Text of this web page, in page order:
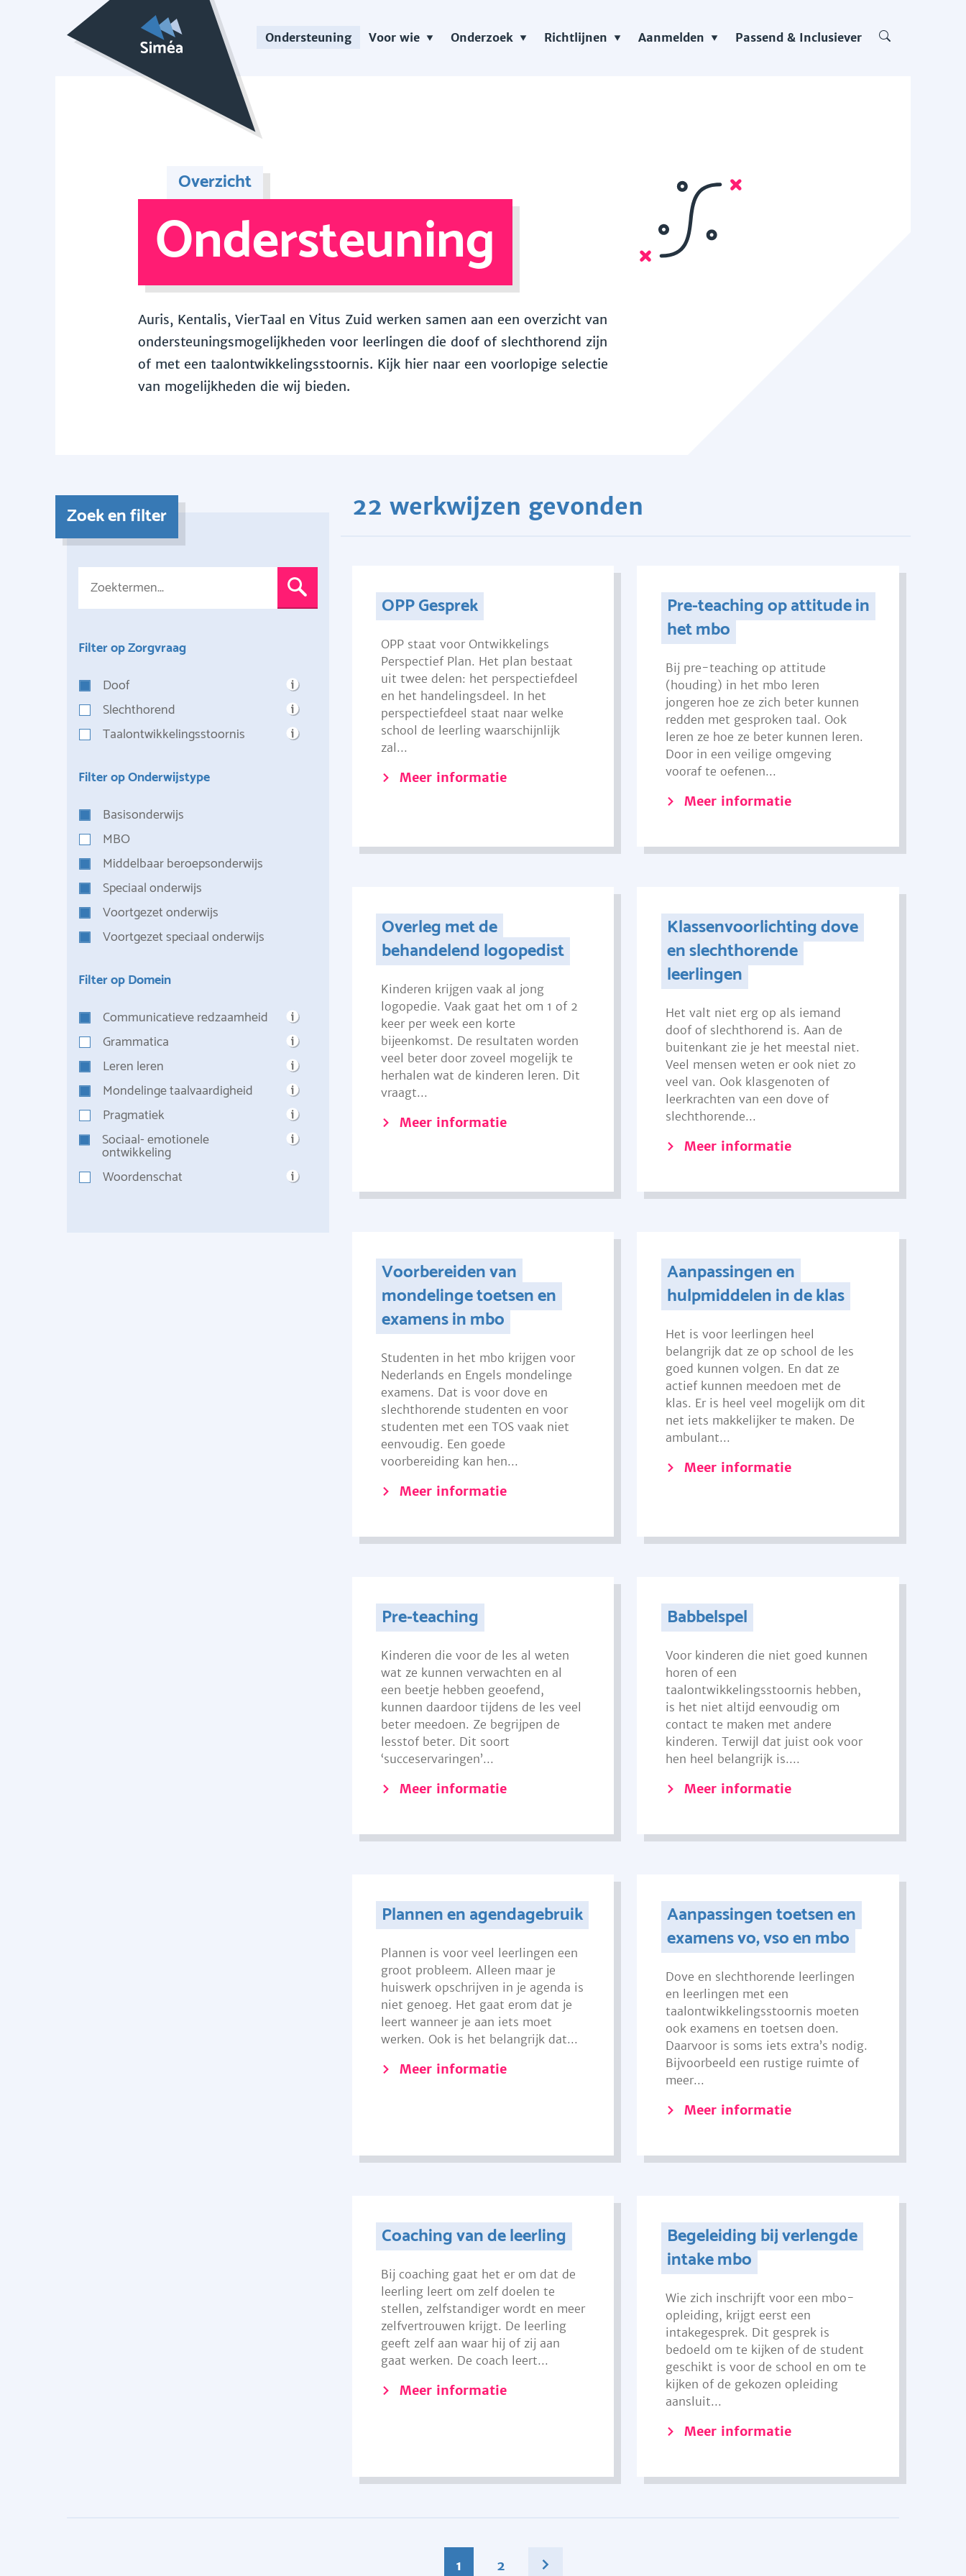
Ondersteuning Voor wie Onderzoek Richtlijnen Aanmelden Passend & Inclusiever
Overzicht
Ondersteuning
Auris, Kentalis, VierTaal en Vitus Zuid werken samen aan een overzicht van
ondersteuningsmogelijkheden voor leerlingen die doof of slechthorend zijn
of met een taalontwikkelingsstoornis. Kijk hier naar een voorlopige selectie
van mogelijkheden die wij bieden.
Zoek en filter
Filter op Zorgvraag
Doof
Slechthorend
Taalontwikkelingsstoornis
Filter op Onderwijstype
Basisonderwijs
MBO
Middelbaar beroepsonderwijs
Speciaal onderwijs
Voortgezet onderwijs
Voortgezet speciaal onderwijs
Filter op Domein
Communicatieve redzaamheid
Grammatica
Leren leren
Mondelinge taalvaardigheid
Pragmatiek
Sociaal- emotionele
ontwikkeling
Woordenschat
22 werkwijzen gevonden
OPP Gesprek
OPP staat voor Ontwikkelings
Perspectief Plan. Het plan bestaat
uit twee delen: het perspectiefdeel
en het handelingsdeel. In het
perspectiefdeel staat naar welke
school de leerling waarschijnlijk
zal...
Meer informatie
Pre-teaching op attitude in
het mbo
Bij pre-teaching op attitude
(houding) in het mbo leren
jongeren hoe ze zich beter kunnen
redden met gesproken taal. Ook
leren ze hoe ze beter kunnen leren.
Door in een veilige omgeving
vooraf te oefenen...
Meer informatie
Overleg met de
behandelend logopedist
Kinderen krijgen vaak al jong
logopedie. Vaak gaat het om 1 of 2
keer per week een korte
bijeenkomst. De resultaten worden
veel beter door zoveel mogelijk te
herhalen wat de kinderen leren. Dit
vraagt...
Meer informatie
Klassenvoorlichting dove
en slechthorende
leerlingen
Het valt niet erg op als iemand
doof of slechthorend is. Aan de
buitenkant zie je het meestal niet.
Veel mensen weten er ook niet zo
veel van. Ook klasgenoten of
leerkrachten van een dove of
slechthorende...
Meer informatie
Voorbereiden van
mondelinge toetsen en
examens in mbo
Studenten in het mbo krijgen voor
Nederlands en Engels mondelinge
examens. Dat is voor dove en
slechthorende studenten en voor
studenten met een TOS vaak niet
eenvoudig. Een goede
voorbereiding kan hen...
Meer informatie
Aanpassingen en
hulpmiddelen in de klas
Het is voor leerlingen heel
belangrijk dat ze op school de les
goed kunnen volgen. En dat ze
actief kunnen meedoen met de
klas. Er is heel veel mogelijk om dit
net iets makkelijker te maken. De
ambulant...
Meer informatie
Pre-teaching
Kinderen die voor de les al weten
wat ze kunnen verwachten en al
een beetje hebben geoefend,
kunnen daardoor tijdens de les veel
beter meedoen. Ze begrijpen de
lesstof beter. Dit soort
‘succeservaringen’...
Meer informatie
Babbelspel
Voor kinderen die niet goed kunnen
horen of een
taalontwikkelingsstoornis hebben,
is het niet altijd eenvoudig om
contact te maken met andere
kinderen. Terwijl dat juist ook voor
hen heel belangrijk is....
Meer informatie
Plannen en agendagebruik
Plannen is voor veel leerlingen een
groot probleem. Alleen maar je
huiswerk opschrijven in je agenda is
niet genoeg. Het gaat erom dat je
leert wanneer je aan iets moet
werken. Ook is het belangrijk dat...
Meer informatie
Aanpassingen toetsen en
examens vo, vso en mbo
Dove en slechthorende leerlingen
en leerlingen met een
taalontwikkelingsstoornis moeten
ook examens en toetsen doen.
Daarvoor is soms iets extra’s nodig.
Bijvoorbeeld een rustige ruimte of
meer...
Meer informatie
Coaching van de leerling
Bij coaching gaat het er om dat de
leerling leert om zelf doelen te
stellen, zelfstandiger wordt en meer
zelfvertrouwen krijgt. De leerling
geeft zelf aan waar hij of zij aan
gaat werken. De coach leert...
Meer informatie
Begeleiding bij verlengde
intake mbo
Wie zich inschrijft voor een mbo-
opleiding, krijgt eerst een
intakegesprek. Dit gesprek is
bedoeld om te kijken of de student
geschikt is voor de school en om te
kijken of de gekozen opleiding
aansluit...
Meer informatie
1 2